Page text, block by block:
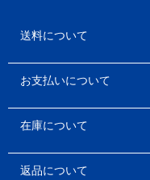
送料について
お支払いについて
在庫について
返品について